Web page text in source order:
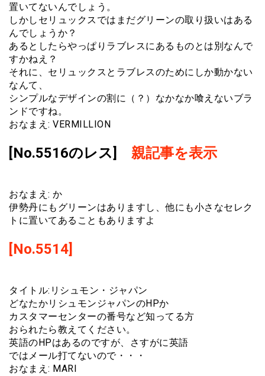
置いてないんでしょう。
しかしセリュックスではまだグリーンの取り扱いはある
んでしょうか？
あるとしたらやっぱりラブレスにあるものとは別なんで
すかねえ？
それに、セリュックスとラブレスのためにしか動かない
なんて、
シンプルなデザインの割に（？）なかなか喰えないブラ
ンドですね。
おなまえ: VERMILLION
[No.5516のレス] 親記事を表示
おなまえ: か
伊勢丹にもグリーンはありますし、他にも小さなセレク
トに置いてあることもありますよ
[No.5514]
タイトル:リシュモン・ジャパン
どなたかリシュモンジャパンのHPか
カスタマーセンターの番号など知ってる方
おられたら教えてください。
英語のHPはあるのですが、さすがに英語
ではメール打てないので・・・
おなまえ: MARI